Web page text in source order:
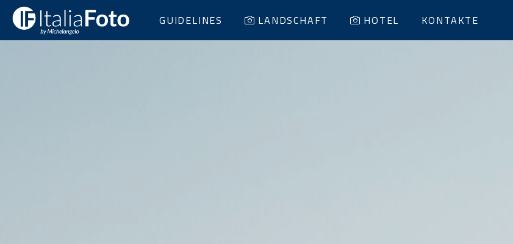
GUIDELINES LANDSCHAFT HOTEL KONTAKTE